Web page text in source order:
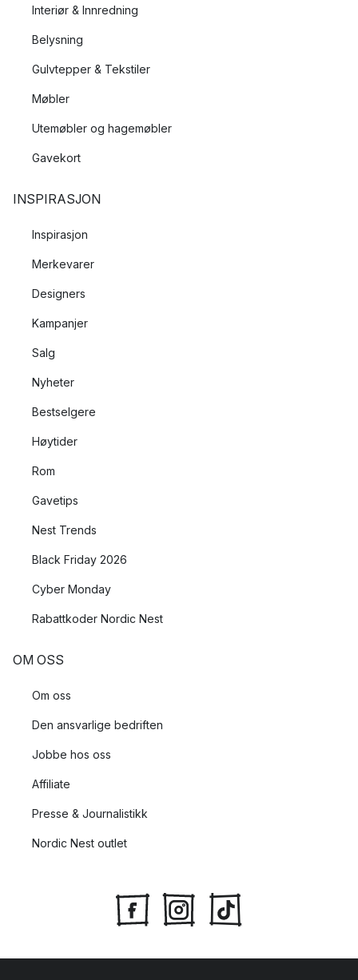
Interiør & Innredning
Belysning
Gulvtepper & Tekstiler
Møbler
Utemøbler og hagemøbler
Gavekort
INSPIRASJON
Inspirasjon
Merkevarer
Designers
Kampanjer
Salg
Nyheter
Bestselgere
Høytider
Rom
Gavetips
Nest Trends
Black Friday 2026
Cyber Monday
Rabattkoder Nordic Nest
OM OSS
Om oss
Den ansvarlige bedriften
Jobbe hos oss
Affiliate
Presse & Journalistikk
Nordic Nest outlet